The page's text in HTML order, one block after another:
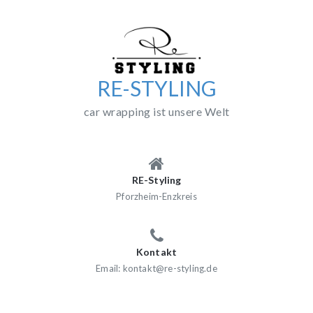
RE-STYLING
car wrapping ist unsere Welt
RE-Styling
Pforzheim-Enzkreis
Kontakt
Email: kontakt@re-styling.de